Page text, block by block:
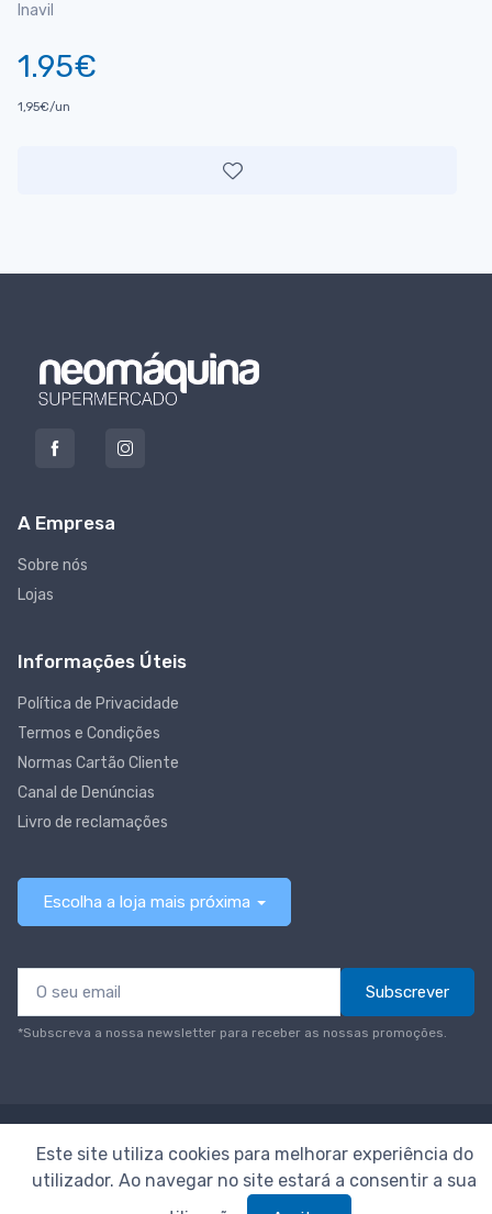
Inavil
1.95€
1,95€/un
A Empresa
Sobre nós
Lojas
Informações Úteis
Política de Privacidade
Termos e Condições
Normas Cartão Cliente
Canal de Denúncias
Livro de reclamações
Escolha a loja mais próxima
Subscrever
*Subscreva a nossa newsletter para receber as nossas promoções.
© Todos os direitos reservadosNeomáquina
Este site utiliza cookies para melhorar experiência do
utilizador. Ao navegar no site estará a consentir a sua